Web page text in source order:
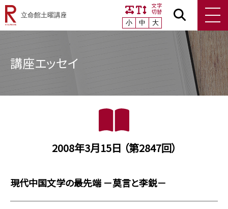
文字
切替
小
中 大
講座エッセイ
2008年3月15日 （第2847回）
現代中国文学の最先端 －莫言と李鋭－